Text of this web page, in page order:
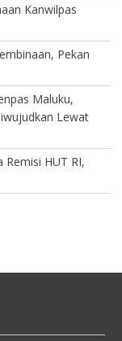
Kanwilpas
Pekan
Maluku,
Lewat
HUT RI,